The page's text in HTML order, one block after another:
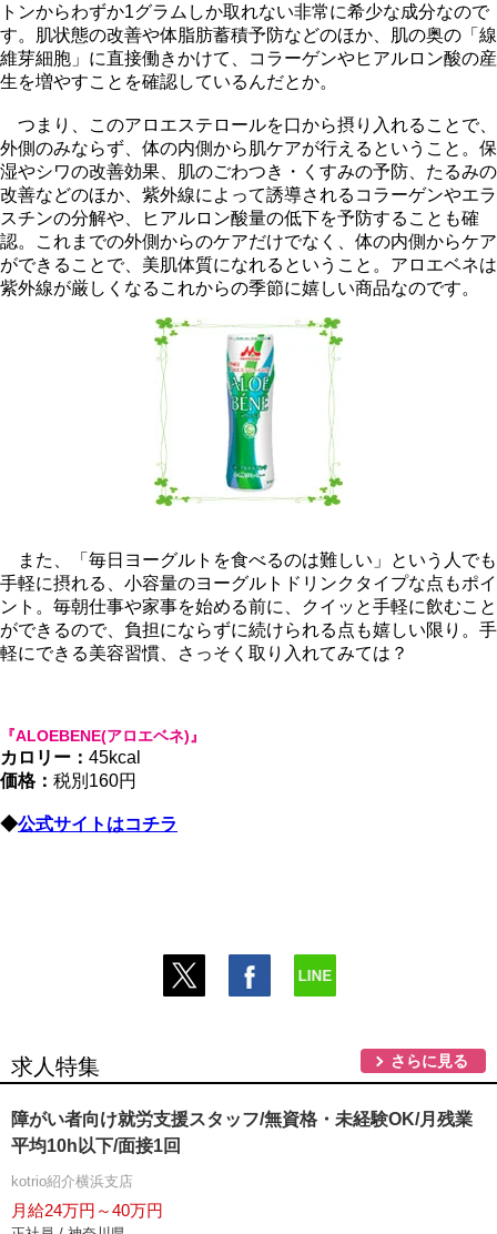
トンからわずか1グラムしか取れない非常に希少な成分なので
す。肌状態の改善や体脂肪蓄積予防などのほか、肌の奥の「線
維芽細胞」に直接働きかけて、コラーゲンやヒアルロン酸の産
生を増やすことを確認しているんだとか。
つまり、このアロエステロールを口から摂り入れることで、
外側のみならず、体の内側から肌ケアが行えるということ。保
湿やシワの改善効果、肌のごわつき・くすみの予防、たるみの
改善などのほか、紫外線によって誘導されるコラーゲンやエラ
スチンの分解や、ヒアルロン酸量の低下を予防することも確
認。これまでの外側からのケアだけでなく、体の内側からケア
ができることで、美肌体質になれるということ。アロエベネは
紫外線が厳しくなるこれからの季節に嬉しい商品なのです。
また、「毎日ヨーグルトを食べるのは難しい」という人でも
手軽に摂れる、小容量のヨーグルトドリンクタイプな点もポイ
ント。毎朝仕事や家事を始める前に、クイッと手軽に飲むこと
ができるので、負担にならずに続けられる点も嬉しい限り。手
軽にできる美容習慣、さっそく取り入れてみては？
『ALOEBENE(アロエベネ)』
カロリー： 45kcal
価格： 税別160円
◆公式サイトはコチラ
求人特集 さらに見る
障がい者向け就労支援スタッフ/無資格・未経験OK/月残業
平均10h以下/面接1回
kotrio紹介横浜支店
月給24万円～40万円